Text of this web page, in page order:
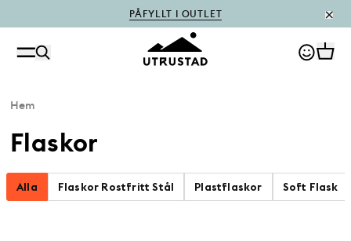
PÅFYLLT I OUTLET
Hem
Flaskor
Alla Flaskor Rostfritt Stål Plastflaskor Soft Flask